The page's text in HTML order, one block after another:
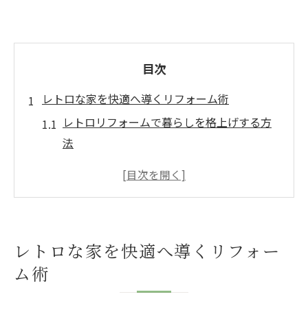
目次
レトロな家を快適へ導くリフォーム術
レトロリフォームで暮らしを格上げする方
法
古い住まいの快適性を高めるリフォームの
リフォームで実現するレトロな雰囲気の残
リフォームの現代的機能と快適さの両立ポ
レトロな家を快適へ導くリフォー
ム術